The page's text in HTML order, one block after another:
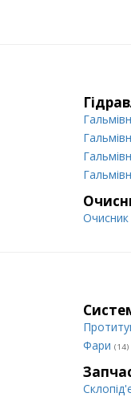
Очисник
Фари (14)